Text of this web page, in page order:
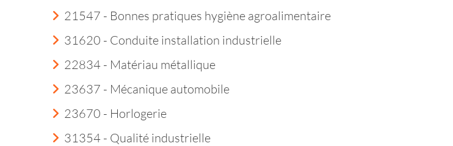
21547 - Bonnes pratiques hygiène agroalimentaire
31620 - Conduite installation industrielle
22834 - Matériau métallique
23637 - Mécanique automobile
23670 - Horlogerie
31354 - Qualité industrielle